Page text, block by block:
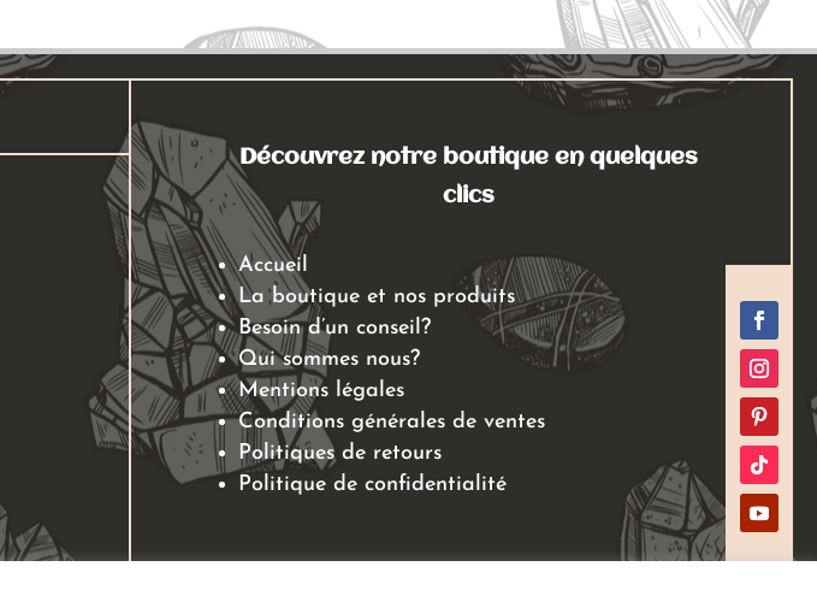
Découvrez notre boutique en quelques
clics
Accueil
La boutique et nos produits
Besoin d’un conseil?
Qui sommes nous?
Mentions légales
Conditions générales de ventes
Politiques de retours
Politique de confidentialité